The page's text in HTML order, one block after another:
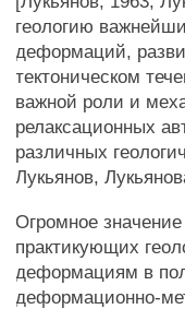
геологию
деформаций,
тектоническом
важной роли и
релаксационных
различных
Лукьянов,
Огромное
практикующих
деформациям в
деформационно-